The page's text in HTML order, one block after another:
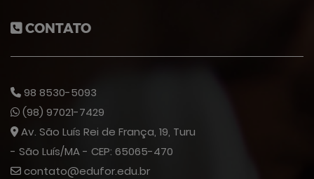
CONTATO
98 8530-5093
(98) 97021-7429
Av. São Luís Rei de França, 19, Turu
- São Luís/MA - CEP: 65065-470
contato@edufor.edu.br